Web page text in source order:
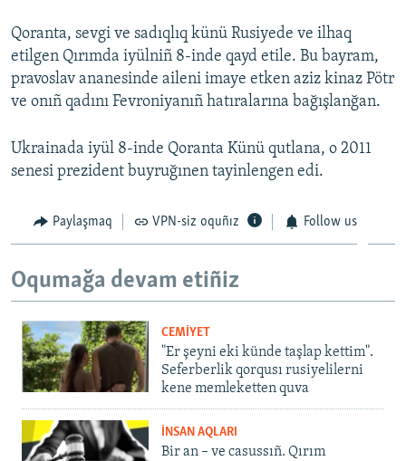
Qoranta, sevgi ve sadıqlıq künü Rusiyede ve ilhaq
etilgen Qırımda iyülniñ 8-inde qayd etile. Bu bayram,
pravoslav ananesinde aileni imaye etken aziz kinaz Pötr
ve onıñ qadını Fevroniyanıñ hatıralarına bağışlanğan.
Ukrainada iyül 8-inde Qoranta Künü qutlana, o 2011
senesi prezident buyruğınen tayinlengen edi.
Paylaşmaq VPN-siz oquñız Follow us
Oqumağa devam etiñiz
CEMİYET
"Er şeyni eki künde taşlap kettim".
Seferberlik qorqusı rusiyelilerni
kene memleketten quva
İNSAN AQLARI
Bir an – ve casussıñ. Qırım